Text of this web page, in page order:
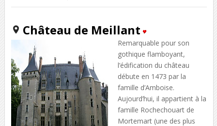
Château de Meillant
Remarquable pour son
gothique flamboyant,
l’édification du château
débute en 1473 par la
famille d’Amboise.
Aujourd’hui, il appartient à la
famille Rochechouart de
Mortemart (une des plus